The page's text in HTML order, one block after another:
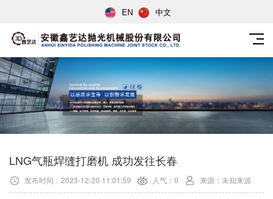
EN 中文
LNG气瓶焊缝打磨机 成功发往长春
发布时间：2023-12-20 11:01:59 人气：0 来源：未知来源